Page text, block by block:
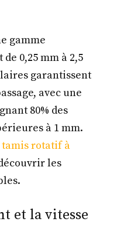
gamme
0,25 mm à 2,5
garantissent
avec une
80% des
à 1 mm.
tamis rotatif à
les
et la vitesse